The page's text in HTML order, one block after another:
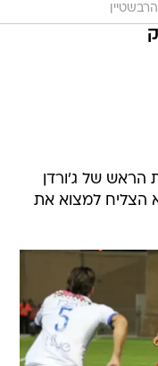
הראש של ג'ורדן
הצליח למצוא את